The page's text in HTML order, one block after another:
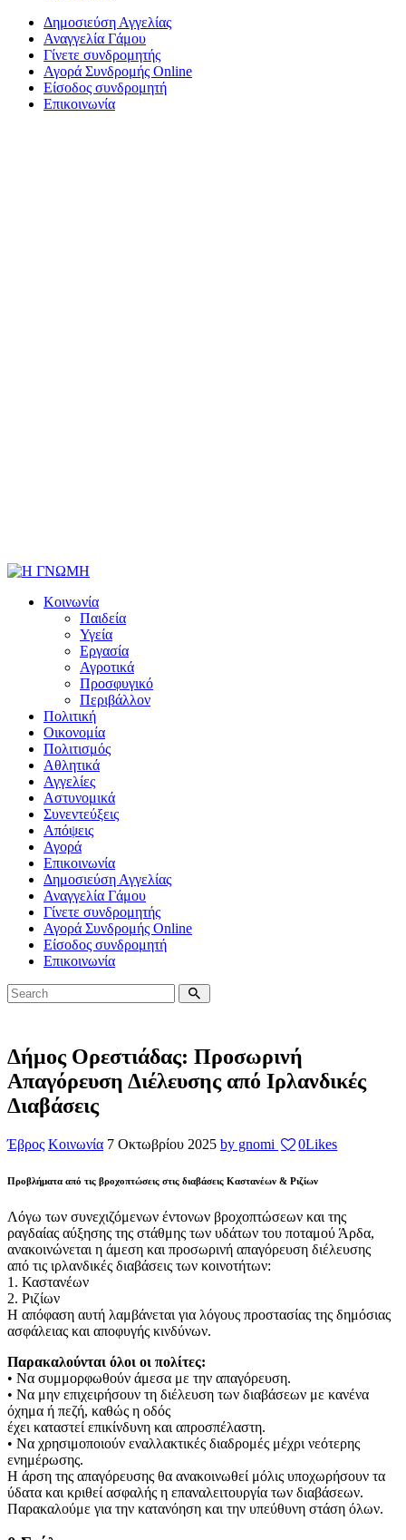
Δημοσιεύση Αγγελίας
Αναγγελία Γάμου
Γίνετε συνδρομητής
Αγορά Συνδρομής Online
Είσοδος συνδρομητή
Επικοινωνία
Κοινωνία
Παιδεία
Υγεία
Εργασία
Αγροτικά
Προσφυγικό
Περιβάλλον
Πολιτική
Οικονομία
Πολιτισμός
Αθλητικά
Αγγελίες
Αστυνομικά
Συνεντεύξεις
Απόψεις
Αγορά
Επικοινωνία
Δημοσιεύση Αγγελίας
Αναγγελία Γάμου
Γίνετε συνδρομητής
Αγορά Συνδρομής Online
Είσοδος συνδρομητή
Επικοινωνία
Δήμος Ορεστιάδας: Προσωρινή
Απαγόρευση Διέλευσης από Ιρλανδικές
Διαβάσεις
Έβρος Κοινωνία 7 Οκτωβρίου 2025 by gnomi 0Likes
Προβλήματα από τις βροχοπτώσεις στις διαβάσεις Καστανέων & Ριζίων
Λόγω των συνεχιζόμενων έντονων βροχοπτώσεων και της
ραγδαίας αύξησης της στάθμης των υδάτων του ποταμού Άρδα,
ανακοινώνεται η άμεση και προσωρινή απαγόρευση διέλευσης
από τις ιρλανδικές διαβάσεις των κοινοτήτων:
1. Καστανέων
2. Ριζίων
Η απόφαση αυτή λαμβάνεται για λόγους προστασίας της δημόσιας
ασφάλειας και αποφυγής κινδύνων.
Παρακαλούνται όλοι οι πολίτες:
• Να συμμορφωθούν άμεσα με την απαγόρευση.
• Να μην επιχειρήσουν τη διέλευση των διαβάσεων με κανένα
όχημα ή πεζή, καθώς η οδός
έχει καταστεί επικίνδυνη και απροσπέλαστη.
• Να χρησιμοποιούν εναλλακτικές διαδρομές μέχρι νεότερης
ενημέρωσης.
Η άρση της απαγόρευσης θα ανακοινωθεί μόλις υποχωρήσουν τα
ύδατα και κριθεί ασφαλής η επαναλειτουργία των διαβάσεων.
Παρακαλούμε για την κατανόηση και την υπεύθυνη στάση όλων.